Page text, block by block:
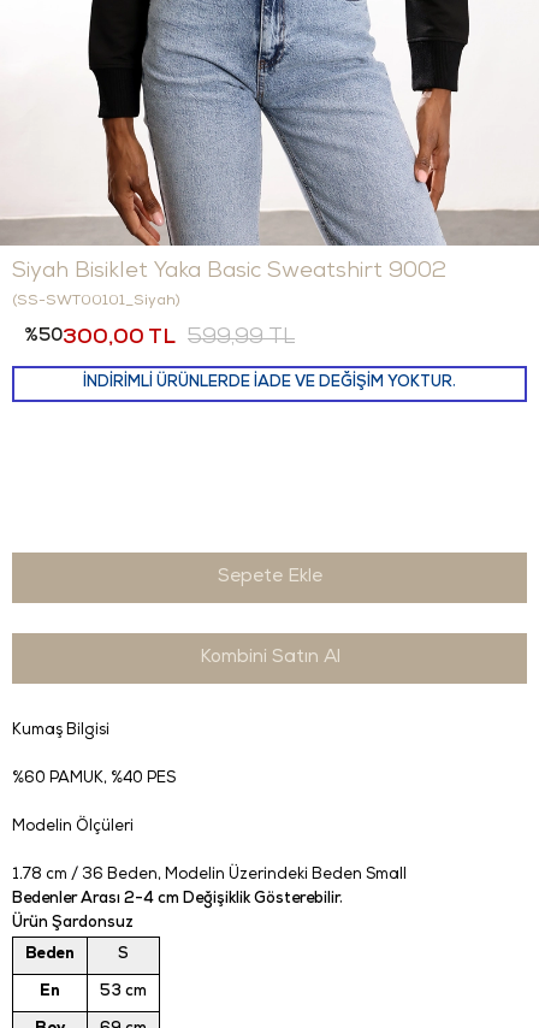
Siyah Bisiklet Yaka Basic Sweatshirt 9002
(SS-SWT00101_Siyah)
50 599,99 TL
300,00 TL
İNDİRİMLİ ÜRÜNLERDE İADE VE DEĞİŞİM YOKTUR.
Kombini Satın Al
Kumaş Bilgisi
%60 PAMUK, %40 PES
Modelin Ölçüleri
1.78 cm / 36 Beden, Modelin Üzerindeki Beden Small
Bedenler Arası 2-4 cm Değişiklik Gösterebilir.
Ürün Şardonsuz
Beden
S
En 53 cm